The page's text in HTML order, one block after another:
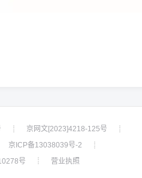
┊ 京网文[2023]4218-125号
┊
京ICP备13038039号-2
┊
号
┊ 营业执照